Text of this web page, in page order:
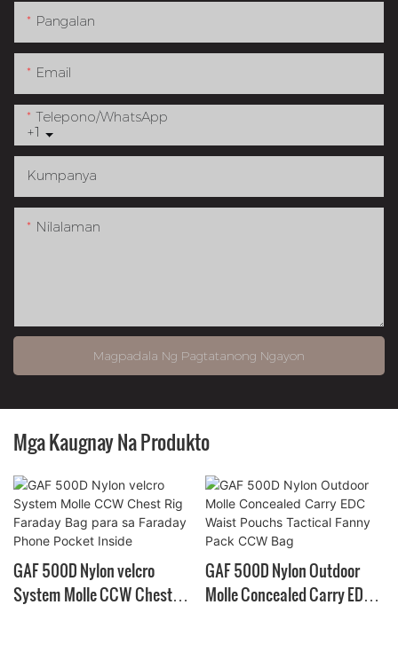
Pangalan
Email
+1
Telepono/whatsApp
Kumpanya
Nilalaman
Magpadala Ng Pagtatanong Ngayon
Mga Kaugnay Na Produkto
GAF 500D Nylon velcro
System Molle CCW Chest
GAF 500D Nylon Outdoor
Molle Concealed Carry EDC